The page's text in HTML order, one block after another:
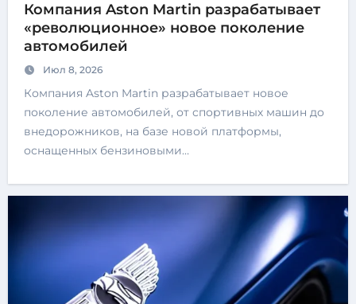
Компания Aston Martin разрабатывает
«революционное» новое поколение
автомобилей
Июл 8, 2026
Компания Aston Martin разрабатывает новое
поколение автомобилей, от спортивных машин до
внедорожников, на базе новой платформы,
оснащенных бензиновыми…